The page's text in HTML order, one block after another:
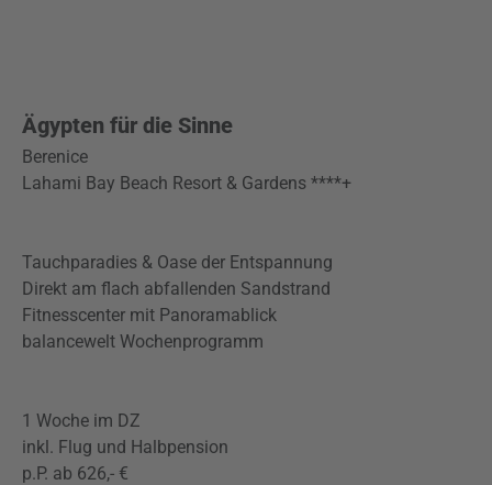
Ägypten für die Sinne
Berenice
Lahami Bay Beach Resort & Gardens ****+
Tauchparadies & Oase der Entspannung
Direkt am flach abfallenden Sandstrand
Fitnesscenter mit Panoramablick
balancewelt Wochenprogramm
1 Woche im DZ
inkl. Flug und Halbpension
p.P. ab 626,- €